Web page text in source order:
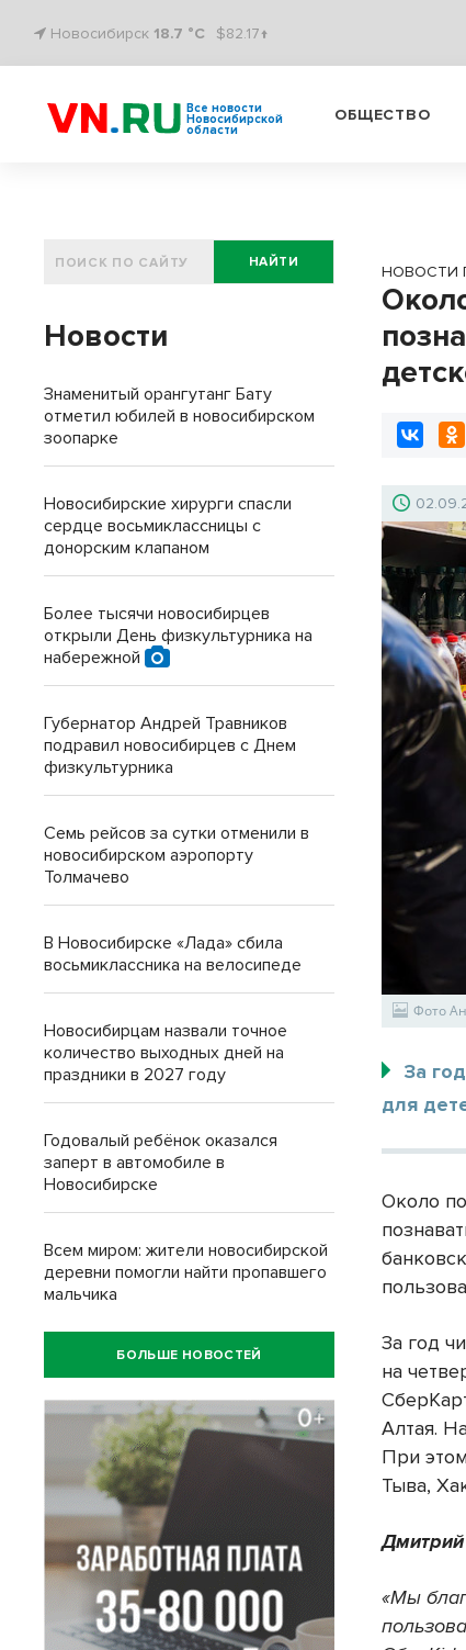
Новосибирск 18.7 °C $82.17↑
Все новости
Новосибирской
области
ОБЩЕСТВО
НОВОСТИ
Фото
За
для
Около
За год
на
Алтая.
При
Тыва,
«Мы
НАЙТИ
Новости
Знаменитый орангутанг Бату
отметил юбилей в новосибирском
зоопарке
Новосибирские хирурги спасли
сердце восьмиклассницы с
донорским клапаном
Более тысячи новосибирцев
открыли День физкультурника на
набережной
Губернатор Андрей Травников
подравил новосибирцев с Днем
физкультурника
Семь рейсов за сутки отменили в
новосибирском аэропорту
Толмачево
В Новосибирске «Лада» сбила
восьмиклассника на велосипеде
Новосибирцам назвали точное
количество выходных дней на
праздники в 2027 году
Годовалый ребёнок оказался
заперт в автомобиле в
Новосибирске
Всем миром: жители новосибирской
деревни помогли найти пропавшего
мальчика
БОЛЬШЕ НОВОСТЕЙ